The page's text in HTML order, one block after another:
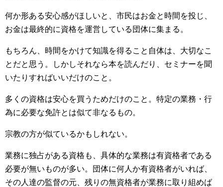
何か形ある安心感がほしいと、市民はお金と時間を投じ、
お金は最終的に資格を運営している団体に集まる。
もちろん、時間をかけて知識を得ること自体は、大切なこ
とだと思う。しかしそれなら本を読んだり、セミナーを聞
いたりすればいいだけのこと。
多くの資格は安心を買うためだけのこと。特定の業務・行
為に必要な免許とは似て非なるもの。
宗教の方が似ているかもしれない。
業務に独占がある資格も、具体的な業務は有資格者である
必要が無いものが多い。団体に何人か有資格者がいれば、
その人達の監督の元、残りの無資格者が業務に取り組めば